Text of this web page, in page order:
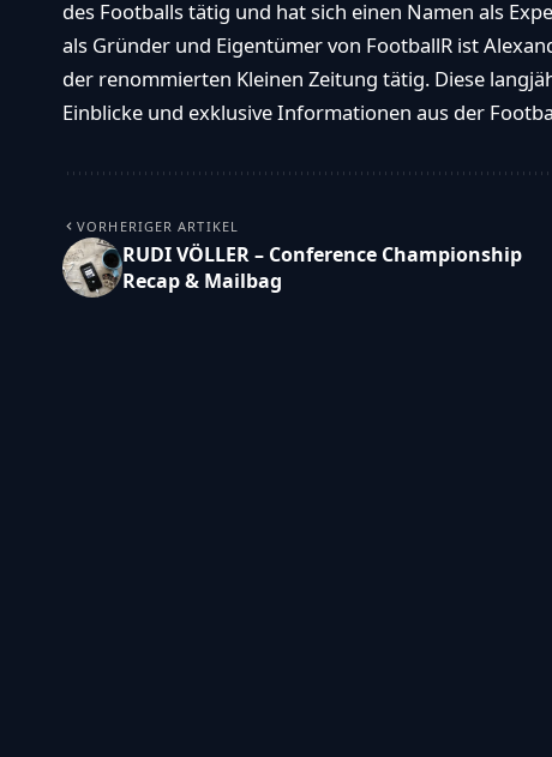
des Footballs tätig und hat sich einen Namen als
als Gründer und Eigentümer von FootballR ist
der renommierten Kleinen Zeitung tätig. Diese
Einblicke und exklusive Informationen aus der
VORHERIGER ARTIKEL
RUDI VÖLLER – Conference Championship
Recap & Mailbag